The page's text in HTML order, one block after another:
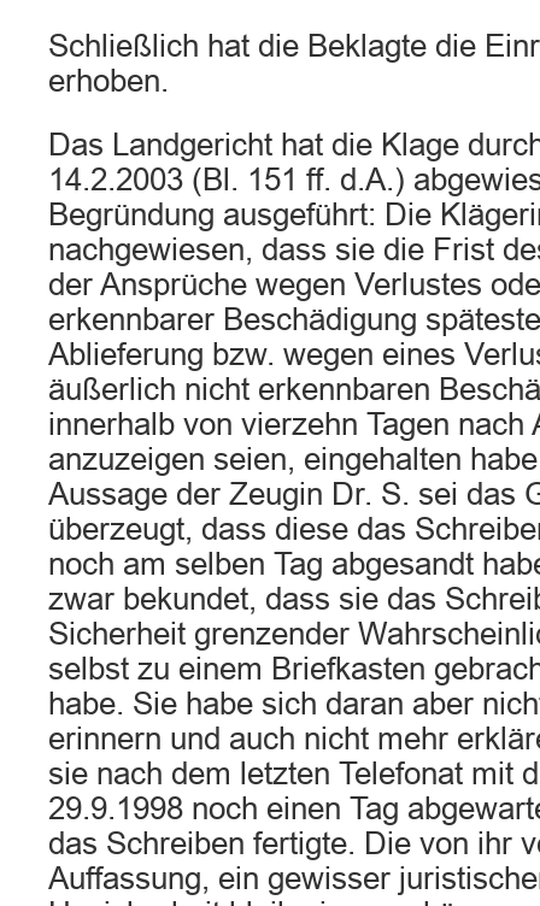
Schließlich hat die Beklagte die
erhoben.
Das Landgericht hat die Klage
14.2.2003 (Bl. 151 ff. d.A.)
Begründung ausgeführt: Die
nachgewiesen, dass sie die Frist
der Ansprüche wegen Verlustes
erkennbarer Beschädigung
Ablieferung bzw. wegen eines
äußerlich nicht erkennbaren
innerhalb von vierzehn Tagen nach
anzuzeigen seien, eingehalten
Aussage der Zeugin Dr. S. sei das
überzeugt, dass diese das
noch am selben Tag abgesandt
zwar bekundet, dass sie das
Sicherheit grenzender
selbst zu einem Briefkasten
habe. Sie habe sich daran aber
erinnern und auch nicht mehr
sie nach dem letzten Telefonat mit
29.9.1998 noch einen Tag
das Schreiben fertigte. Die von ihr
Auffassung, ein gewisser